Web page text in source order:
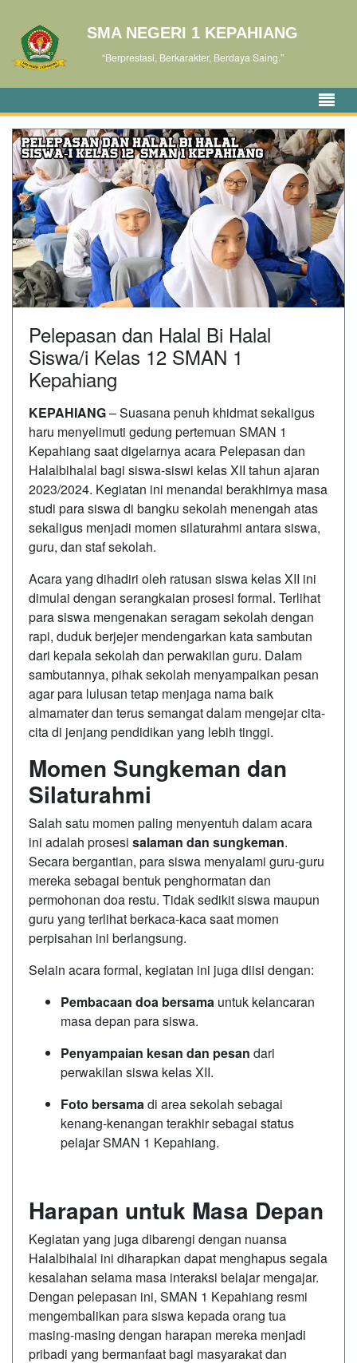
SMA NEGERI 1 KEPAHIANG
“Berprestasi, Berkarakter, Berdaya Saing.”
Pelepasan dan Halal Bi Halal
Siswa/i Kelas 12 SMAN 1
Kepahiang
KEPAHIANG– Suasana penuh khidmat sekaligus
haru menyelimuti gedung pertemuan SMAN 1
Kepahiang saat digelarnya acara Pelepasan dan
Halalbihalal bagi siswa-siswi kelas XII tahun ajaran
2023/2024. Kegiatan ini menandai berakhirnya masa
studi para siswa di bangku sekolah menengah atas
sekaligus menjadi momen silaturahmi antara siswa,
guru, dan staf sekolah.
Acara yang dihadiri oleh ratusan siswa kelas XII ini
dimulai dengan serangkaian prosesi formal. Terlihat
para siswa mengenakan seragam sekolah dengan
rapi, duduk berjejer mendengarkan kata sambutan
dari kepala sekolah dan perwakilan guru. Dalam
sambutannya, pihak sekolah menyampaikan pesan
agar para lulusan tetap menjaga nama baik
almamater dan terus semangat dalam mengejar cita-
cita di jenjang pendidikan yang lebih tinggi.
Momen Sungkeman dan
Silaturahmi
Salah satu momen paling menyentuh dalam acara
ini adalah prosesi salaman dan sungkeman.
Secara bergantian, para siswa menyalami guru-guru
mereka sebagai bentuk penghormatan dan
permohonan doa restu. Tidak sedikit siswa maupun
guru yang terlihat berkaca-kaca saat momen
perpisahan ini berlangsung.
Selain acara formal, kegiatan ini juga diisi dengan:
Pembacaan doa bersama untuk kelancaran
masa depan para siswa.
Penyampaian kesan dan pesan dari
perwakilan siswa kelas XII.
Foto bersamadi area sekolah sebagai
kenang-kenangan terakhir sebagai status
pelajar SMAN 1 Kepahiang.
Harapan untuk Masa Depan
Kegiatan yang juga dibarengi dengan nuansa
Halalbihalal ini diharapkan dapat menghapus segala
kesalahan selama masa interaksi belajar mengajar.
Dengan pelepasan ini, SMAN 1 Kepahiang resmi
mengembalikan para siswa kepada orang tua
masing-masing dengan harapan mereka menjadi
pribadi yang bermanfaat bagi masyarakat dan